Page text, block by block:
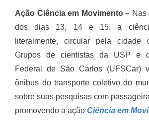
Ação Ciência em Movimento– Nas
dos dias 13, 14 e 15, a
literalmente, circular pela cidade
Grupos de cientistas da USP e
Federal de São Carlos (UFSCar)
ônibus do transporte coletivo do
sobre suas pesquisas com
promovendo a ação Ciência em